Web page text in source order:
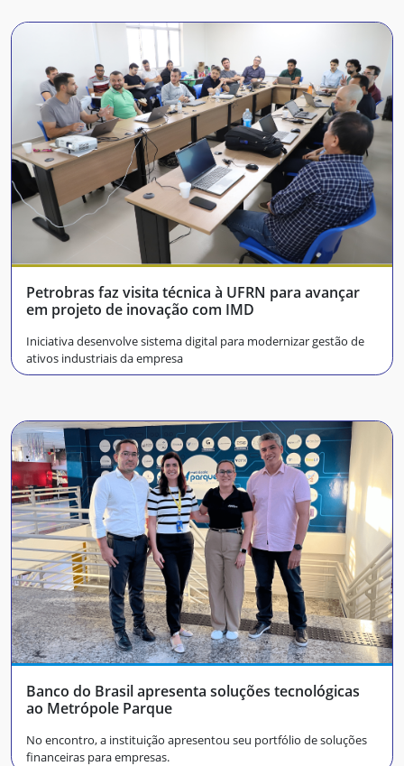
Petrobras faz visita técnica à UFRN para avançar
em projeto de inovação com IMD
Iniciativa desenvolve sistema digital para modernizar gestão de
ativos industriais da empresa
Banco do Brasil apresenta soluções tecnológicas
ao Metrópole Parque
No encontro, a instituição apresentou seu portfólio de soluções
financeiras para empresas.